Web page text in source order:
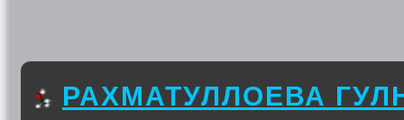
РАХМАТУЛЛОЕВА